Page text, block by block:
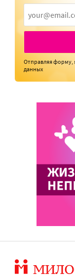
Отправляя форму,
данных